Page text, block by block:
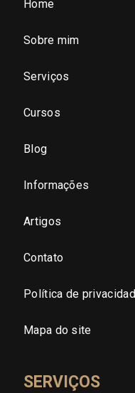
Home
Sobre mim
Serviços
Cursos
Blog
Informações
Artigos
Contato
Política de
Mapa do site
SERVIÇOS